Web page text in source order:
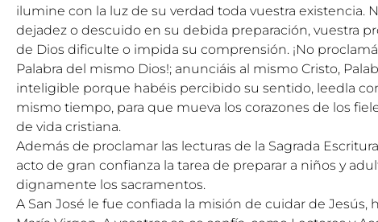
ilumine con la luz de su verdad toda vuestra existencia.
dejadez o descuido en su debida preparación, vuestra
de Dios dificulte o impida su comprensión. ¡No
Palabra del mismo Dios!; anunciáis al mismo Cristo,
inteligible porque habéis percibido su sentido, leedla
mismo tiempo, para que mueva los corazones de los
de vida cristiana.
Además de proclamar las lecturas de la Sagrada
acto de gran confianza la tarea de preparar a niños y
dignamente los sacramentos.
A San José le fue confiada la misión de cuidar de Jesús,